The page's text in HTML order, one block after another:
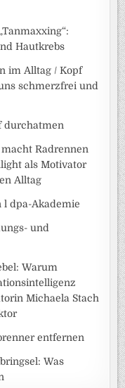
Hautkrebs
im Alltag / Kopf
schmerzfrei und
durchatmen
Radrennen
als Motivator
Alltag
l dpa-Akademie
und
Warum
Michaela Stach
entfernen
Was